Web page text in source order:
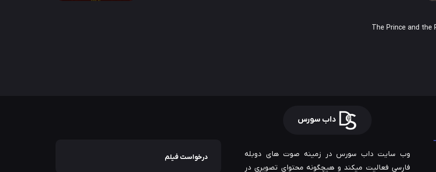
داب سورس
وب سایت داب سورس در زمینه صوت های دوبله
فارسی فعالیت میکند و هیچگونه محتوای تصویری در
درخواست فیلم